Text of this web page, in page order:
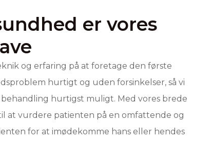
er vores
og erfaring på at foretage den første
hurtigt og uden forsinkelser, så vi
hurtigst muligt. Med vores brede
at vurdere patienten på en omfattende og
for at imødekomme hans eller hendes